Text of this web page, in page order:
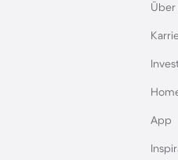
Über
App